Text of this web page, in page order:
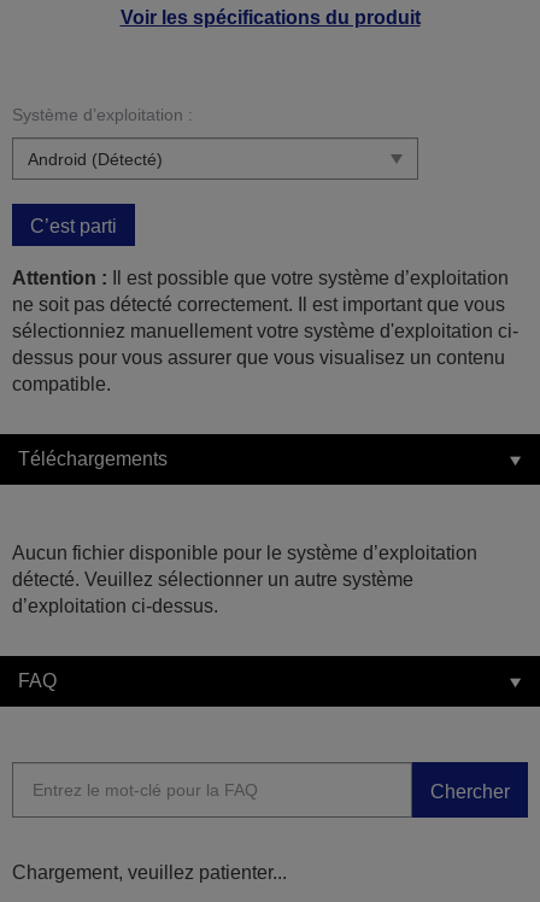
Voir les spécifications du produit
Système d’exploitation :
C’est parti
Attention : Il est possible que votre système d’exploitation
ne soit pas détecté correctement. Il est important que vous
sélectionniez manuellement votre système d'exploitation ci-
dessus pour vous assurer que vous visualisez un contenu
compatible.
Téléchargements
Aucun fichier disponible pour le système d’exploitation
détecté. Veuillez sélectionner un autre système
d’exploitation ci-dessus.
FAQ
Chercher
Chargement, veuillez patienter...